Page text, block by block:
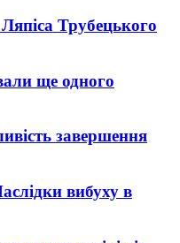
Трубецького
ще одного
завершення
вибуху в